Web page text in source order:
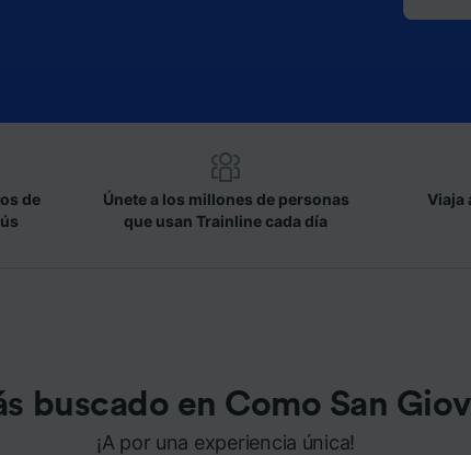
de
Únete a los millones de personas
que usan Trainline cada día
Viaja
buscado en Como San
¡A por una experiencia única!